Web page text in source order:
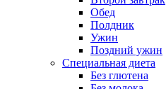
Обед
Полдник
Ужин
Поздний ужин
Специальная диета
Без глютена